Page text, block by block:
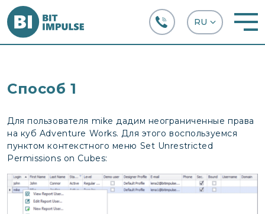
Способ 1
Для пользователя mike дадим неограниченные права
на куб Adventure Works. Для этого воспользуемся
пунктом контекстного меню Set Unrestricted
Permissions on Cubes: